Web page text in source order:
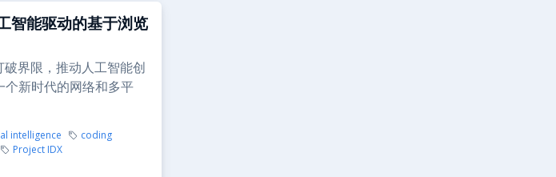
智能驱动的基于浏览
界限，推动人工智能创
新时代的网络和多平
intelligence
coding
Project IDX